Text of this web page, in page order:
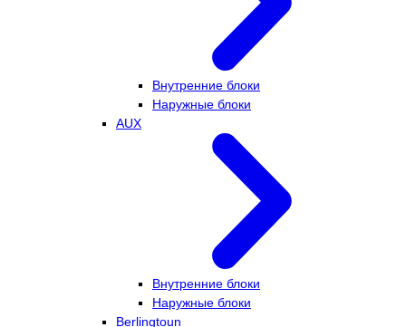
Внутренние блоки
Наружные блоки
AUX
Внутренние блоки
Наружные блоки
Berlingtoun